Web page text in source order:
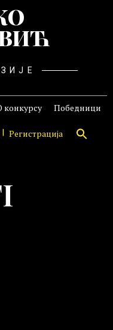
конкурсу Победници
Регистрација